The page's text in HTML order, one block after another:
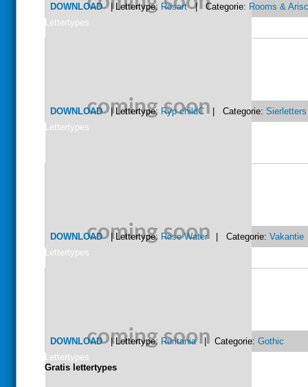
DOWNLOAD| Lettertype: Rosart| Categorie: Rooms &
Lettertypes
DOWNLOAD| Lettertype: Ryp childC | Categorie: Sierletters
Lettertypes
DOWNLOAD| Lettertype: Rose Water| Categorie: Vakantie
Lettertypes
DOWNLOAD| Lettertype: Ruritania| Categorie: Gothic
Lettertypes
Gratis lettertypes